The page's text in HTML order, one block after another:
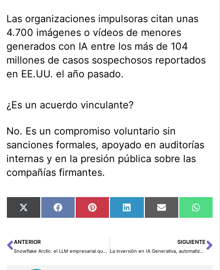
Las organizaciones impulsoras citan unas
4.700 imágenes o vídeos de menores
generados con IA entre los más de 104
millones de casos sospechosos reportados
en EE.UU. el año pasado.
¿Es un acuerdo vinculante?
No. Es un compromiso voluntario sin
sanciones formales, apoyado en auditorías
internas y en la presión pública sobre las
compañías firmantes.
Compartir
en
X
Compartir
en
FacebookCompartir
en
PinterestCompartir
en
LinkedInCompartir
en
Email
en
Ant
ANTERIOR SIGUIENTE